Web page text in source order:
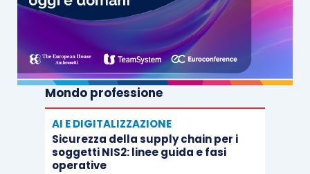
Mondo professione
AI E DIGITALIZZAZIONE
Sicurezza della supply chain per i
soggetti NIS2: linee guida e fasi
operative